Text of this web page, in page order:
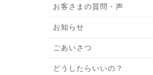
お客さまの質問・声
お知らせ
ごあいさつ
どうしたらいいの？